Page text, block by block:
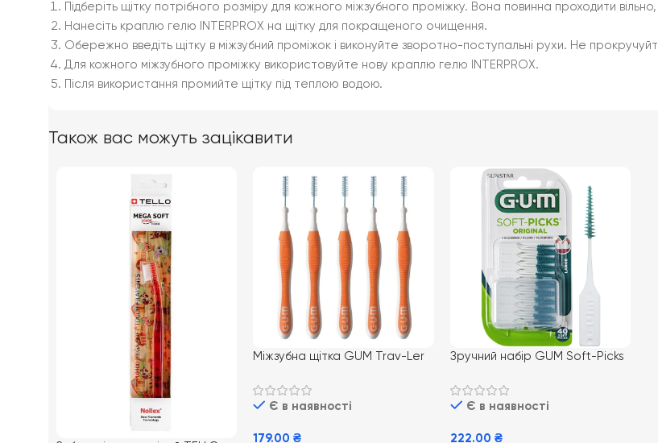
Підберіть щітку потрібного розміру для кожного міжзубного проміжку. Вона повинна проходити
Нанесіть краплю гелю INTERPROX на щітку для покращеного очищення.
Обережно введіть щітку в міжзубний проміжок і виконуйте зворотно-поступальні рухи. Не
Для кожного міжзубного проміжку використовуйте нову краплю гелю INTERPROX.
Після використання промийте щітку під теплою водою.
Також вас можуть зацікавити
Міжзубна щітка GUM Trav-Ler
гігієни зубів
Є в наявності
179.00₴
Зручний набір GUM Soft-Picks
щоденного догляду за зубами
Є в наявності
222.00 ₴